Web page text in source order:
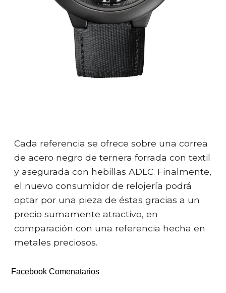
Cada referencia se ofrece sobre una correa
de acero negro de ternera forrada con textil
y asegurada con hebillas ADLC. Finalmente,
el nuevo consumidor de relojería podrá
optar por una pieza de éstas gracias a un
precio sumamente atractivo, en
comparación con una referencia hecha en
metales preciosos.
Facebook Comenatarios